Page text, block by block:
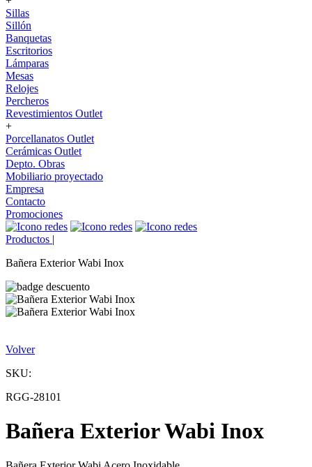
Sillas
Sillón
Banquetas
Escritorios
Lámparas
Mesas
Relojes
Percheros
Revestimientos Outlet
+
Porcellanatos Outlet
Cerámicas Outlet
Depto. Obras
Mobiliario proyectado
Empresa
Contacto
Promociones
Productos |
Bañera Exterior Wabi Inox
Volver
SKU:
RGG-28101
Bañera Exterior Wabi Inox